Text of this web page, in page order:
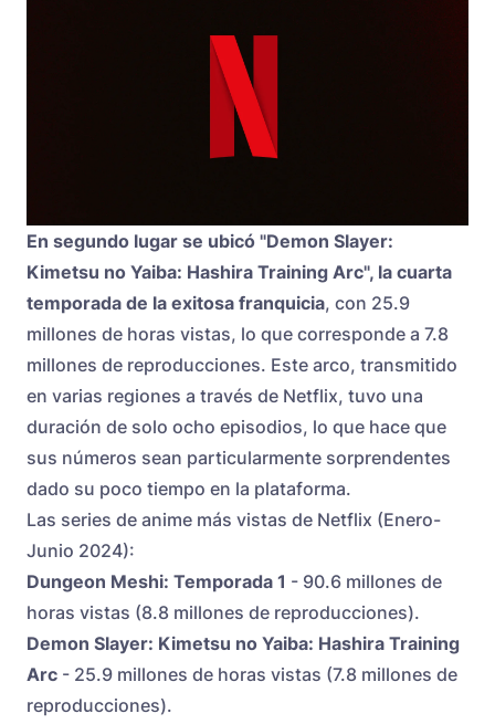
En segundo lugar se ubicó "Demon Slayer:
Kimetsu no Yaiba: Hashira Training Arc", la cuarta
temporada de la exitosa franquicia, con 25.9
millones de horas vistas, lo que corresponde a 7.8
millones de reproducciones. Este arco, transmitido
en varias regiones a través de Netflix, tuvo una
duración de solo ocho episodios, lo que hace que
sus números sean particularmente sorprendentes
dado su poco tiempo en la plataforma.
Las series de anime más vistas de Netflix (Enero-
Junio 2024):
Dungeon Meshi: Temporada 1 - 90.6 millones de
horas vistas (8.8 millones de reproducciones).
Demon Slayer: Kimetsu no Yaiba: Hashira Training
Arc - 25.9 millones de horas vistas (7.8 millones de
reproducciones).